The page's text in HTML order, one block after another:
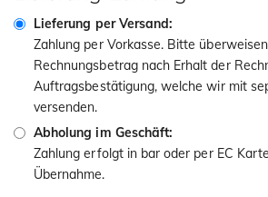
Lieferung per Versand:
Zahlung per Vorkasse. Bitte
Rechnungsbetrag nach Erhalt der
Auftragsbestätigung, welche wir mit
versenden.
Abholung im Geschäft:
Zahlung erfolgt in bar oder per EC
Übernahme.